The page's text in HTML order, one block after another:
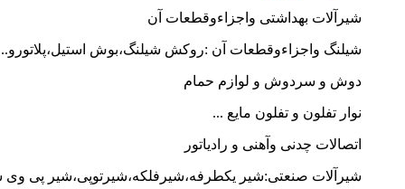
شیرآلات بهداشتی واجزاءوقطعات آن
شیلنگ واجزاءوقطعات آن :روکش شیلنگ،بوش
دوش و سردوش و لوازم حمام
نوار تفلون و تفلون مایع ...
اتصالات چدنی وآهنی و رادیاتور
شیرآلات صنعتی:شیر یکطرفه،شیرفلکه،شیرتوپی،شیر پی